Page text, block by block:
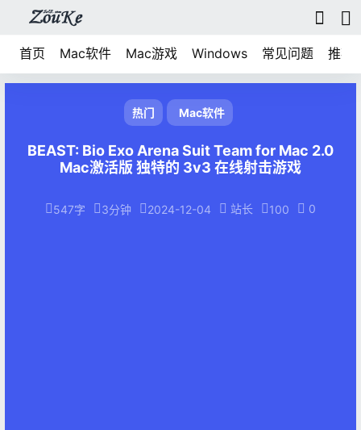
首页 Mac软件 Mac游戏 Windows 常见问题 推荐
热门 Mac软件
BEAST: Bio Exo Arena Suit Team for Mac 2.0
Mac激活版 独特的 3v3 在线射击游戏
547字 3分钟 2024-12-04 站长 100 0